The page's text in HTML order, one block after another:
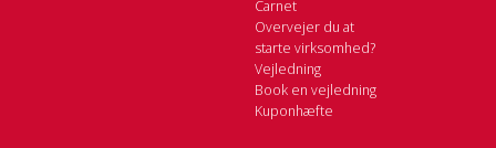
Carnet
Overvejer du at
starte virksomhed?
Vejledning
Book en vejledning
Kuponhæfte